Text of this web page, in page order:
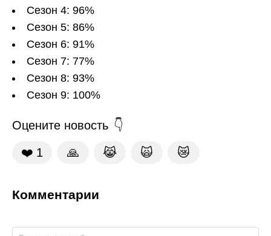
Сезон 4: 96%
Сезон 5: 86%
Сезон 6: 91%
Сезон 7: 77%
Сезон 8: 93%
Сезон 9: 100%
Оцените новость
❤️ 1 🙏 😹 🙀 😿
Комментарии